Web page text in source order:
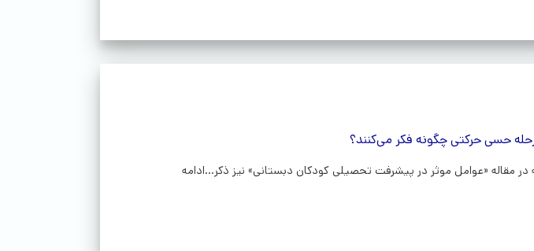
حسی حرکتی چگونه فکر می‌کنند؟
مقاله «عوامل موثر در پیشرفت تحصیلی کودکان دبستانی» نیز ذکر...ادامه